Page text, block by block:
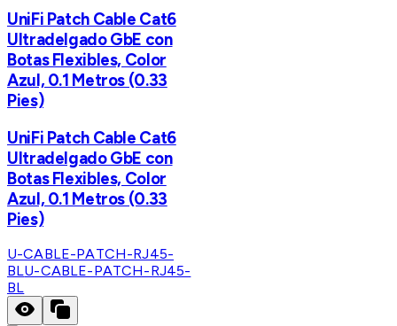
UniFi Patch Cable Cat6
Ultradelgado GbE con
Botas Flexibles, Color
Azul, 0.1 Metros (0.33
Pies)
UniFi Patch Cable Cat6
Ultradelgado GbE con
Botas Flexibles, Color
Azul, 0.1 Metros (0.33
Pies)
U-CABLE-PATCH-RJ45-
BLU-CABLE-PATCH-RJ45-
BL